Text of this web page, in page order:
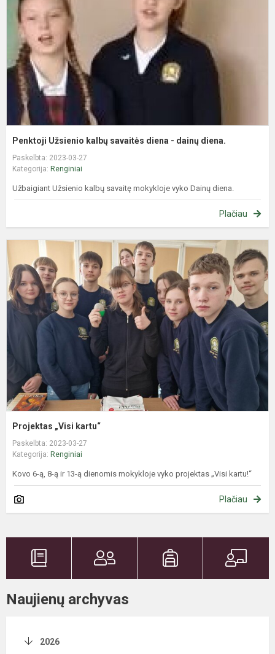
Penktoji Užsienio kalbų savaitės diena - dainų diena.
Paskelbta: 2023-03-27
Kategorija: Renginiai
Užbaigiant Užsienio kalbų savaitę mokykloje vyko Dainų diena.
Plačiau
Projektas „Visi kartu“
Paskelbta: 2023-03-27
Kategorija: Renginiai
Kovo 6-ą, 8-ą ir 13-ą dienomis mokykloje vyko projektas „Visi kartu!“
Plačiau
Naujienų archyvas
2026